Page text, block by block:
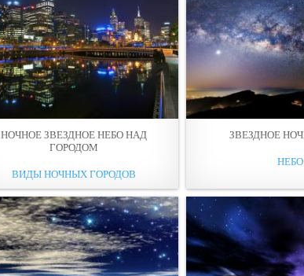
НОЧНОЕ ЗВЕЗДНОЕ НЕБО НАД
ГОРОДОМ
ВИДЫ НОЧНЫХ ГОРОДОВ
ЗВЕЗДНОЕ
НЕБО